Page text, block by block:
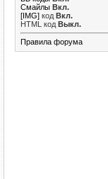
Смайлы Вкл.
[IMG] код Вкл.
HTML код Выкл.
Правила форума